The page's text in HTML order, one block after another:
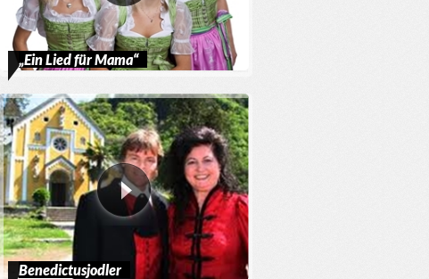
„Ein Lied für Mama“
Benedictusjodler